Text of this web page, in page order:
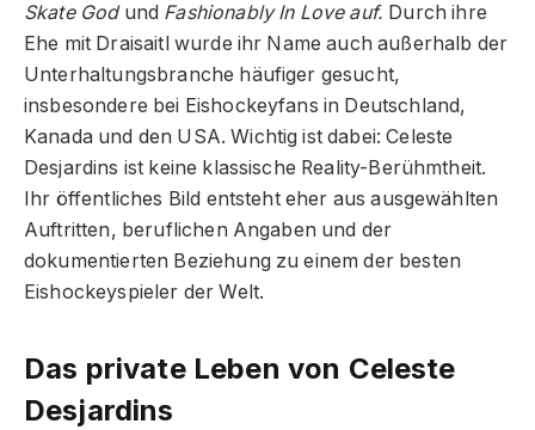
Skate Godund Fashionably In Love auf. Durch ihre
Ehe mit Draisaitl wurde ihr Name auch außerhalb der
Unterhaltungsbranche häufiger gesucht,
insbesondere bei Eishockeyfans in Deutschland,
Kanada und den USA. Wichtig ist dabei: Celeste
Desjardins ist keine klassische Reality-Berühmtheit.
Ihr öffentliches Bild entsteht eher aus ausgewählten
Auftritten, beruflichen Angaben und der
dokumentierten Beziehung zu einem der besten
Eishockeyspieler der Welt.
Das private Leben von Celeste
Desjardins